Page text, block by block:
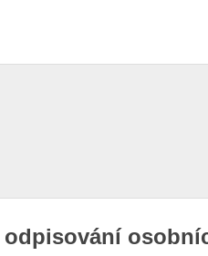
odpisování